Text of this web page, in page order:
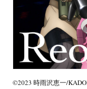
©2023 時雨沢恵一/